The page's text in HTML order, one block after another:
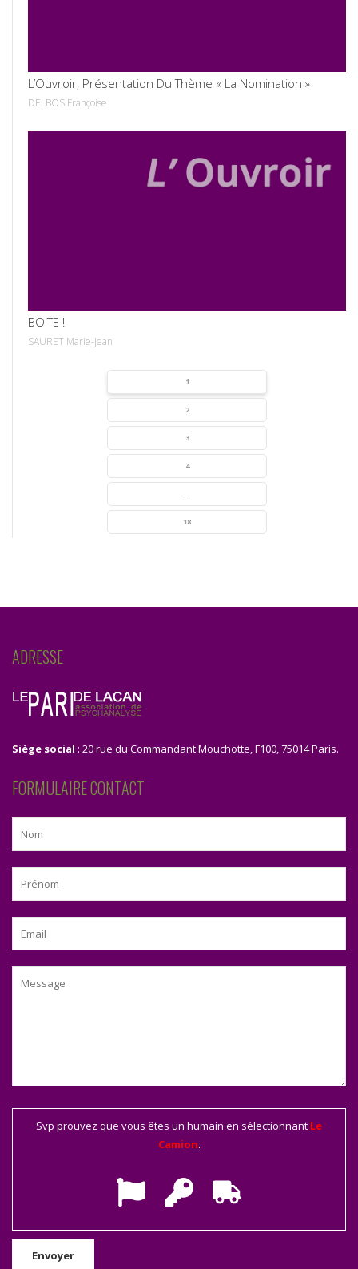
L’Ouvroir, Présentation Du Thème « La Nomination »
DELBOS Françoise
BOITE !
SAURET Marie-Jean
1
2
3
4
...
18
ADRESSE
Siège social : 20 rue du Commandant Mouchotte, F100, 75014 Paris.
FORMULAIRE CONTACT
Svp prouvez que vous êtes un humain en sélectionnant Le
Camion.